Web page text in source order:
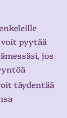
voit pyytää
jos
täydentää